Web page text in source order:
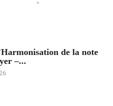
de la note
–...